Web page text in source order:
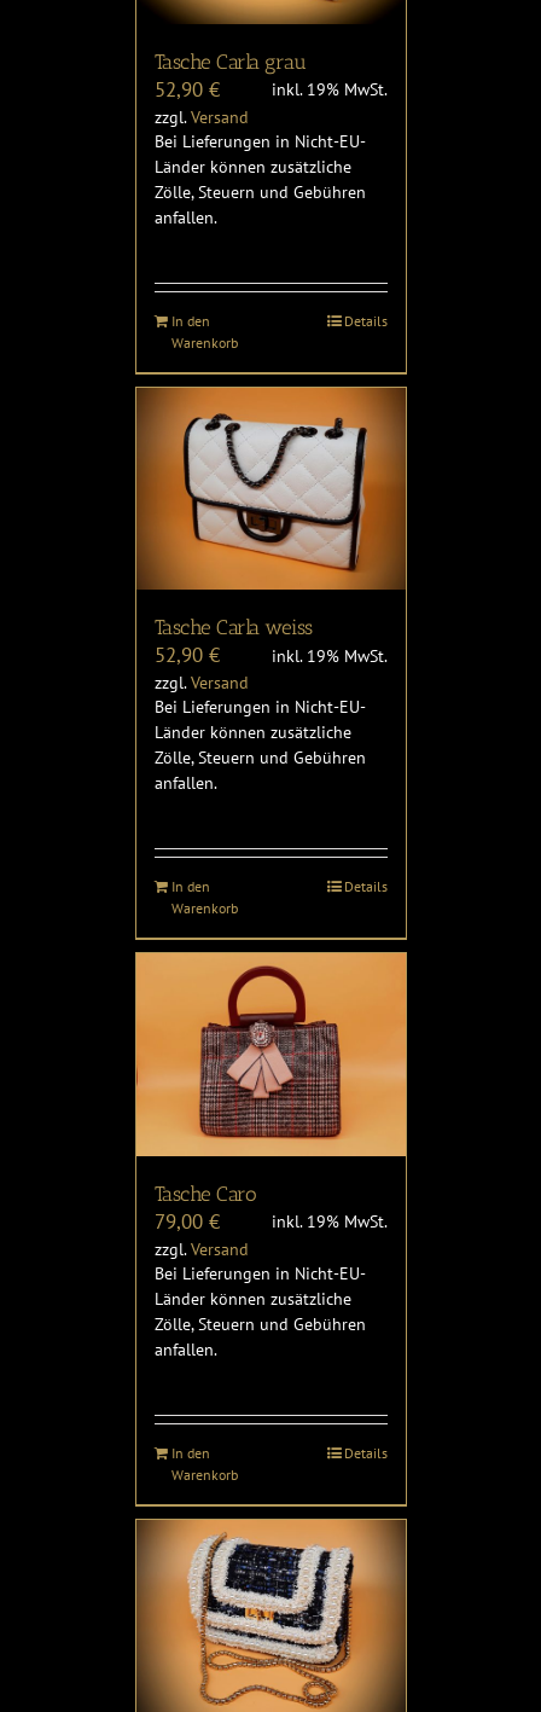
Tasche Carla grau
52,90 €
inkl. 19% MwSt.
zzgl.Versand
Bei Lieferungen in Nicht-EU-
Länder können zusätzliche
Zölle, Steuern und Gebühren
anfallen.
In den
Warenkorb
Details
Tasche Carla weiss
52,90 €
inkl. 19% MwSt.
zzgl.Versand
Bei Lieferungen in Nicht-EU-
Länder können zusätzliche
Zölle, Steuern und Gebühren
anfallen.
In den
Warenkorb
Details
Tasche Caro
79,00 €
inkl. 19% MwSt.
zzgl.Versand
Bei Lieferungen in Nicht-EU-
Länder können zusätzliche
Zölle, Steuern und Gebühren
anfallen.
In den
Warenkorb
Details